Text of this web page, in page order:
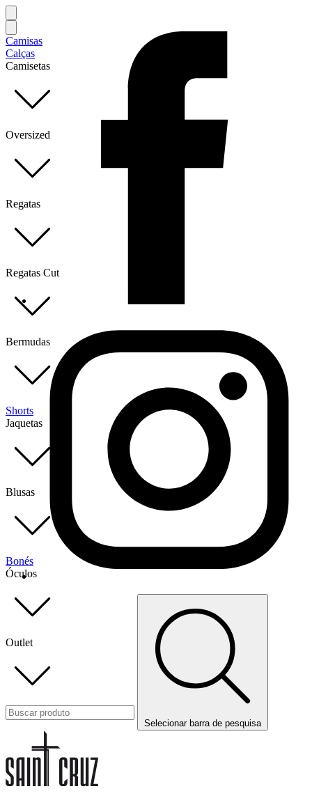
Camisas
Calças
Camisetas
Oversized
Regatas
Regatas Cut
Bermudas
Shorts
Jaquetas
Blusas
Bonés
Óculos
Outlet
Selecionar barra de pesquisa